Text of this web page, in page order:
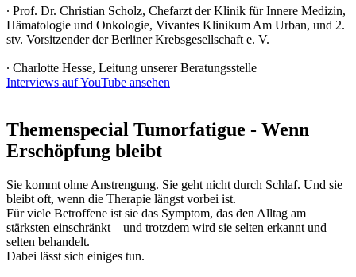
∙ Prof. Dr. Christian Scholz, Chefarzt der Klinik für Innere Medizin,
Hämatologie und Onkologie, Vivantes Klinikum Am Urban, und 2.
stv. Vorsitzender der Berliner Krebsgesellschaft e. V.
∙ Charlotte Hesse, Leitung unserer Beratungsstelle
Interviews auf YouTube ansehen
Themenspecial Tumorfatigue - Wenn
Erschöpfung bleibt
Sie kommt ohne Anstrengung. Sie geht nicht durch Schlaf. Und sie
bleibt oft, wenn die Therapie längst vorbei ist.
Für viele Betroffene ist sie das Symptom, das den Alltag am
stärksten einschränkt – und trotzdem wird sie selten erkannt und
selten behandelt.
Dabei lässt sich einiges tun.